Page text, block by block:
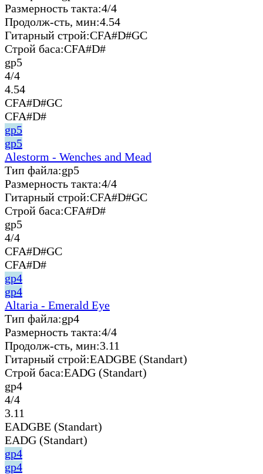
Размерность такта:4/4
Продолж-сть, мин:4.54
Гитарный строй:CFA#D#GC
Строй баса:CFA#D#
gp5
4/4
4.54
CFA#D#GC
CFA#D#
gp5
gp5
Alestorm - Wenches and Mead
Тип файла:gp5
Размерность такта:4/4
Гитарный строй:CFA#D#GC
Строй баса:CFA#D#
gp5
4/4
CFA#D#GC
CFA#D#
gp4
gp4
Altaria - Emerald Eye
Тип файла:gp4
Размерность такта:4/4
Продолж-сть, мин:3.11
Гитарный строй:EADGBE (Standart)
Строй баса:EADG (Standart)
gp4
4/4
3.11
EADGBE (Standart)
EADG (Standart)
gp4
gp4